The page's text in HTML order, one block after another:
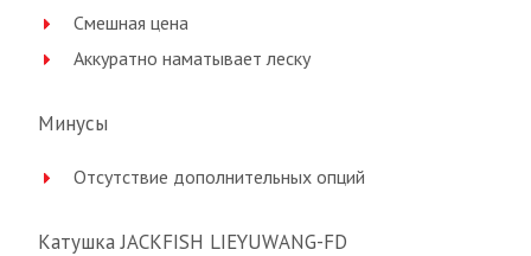
Смешная цена
Аккуратно наматывает леску
Минусы
Отсутствие дополнительных опций
Катушка JACKFISH LIEYUWANG-FD